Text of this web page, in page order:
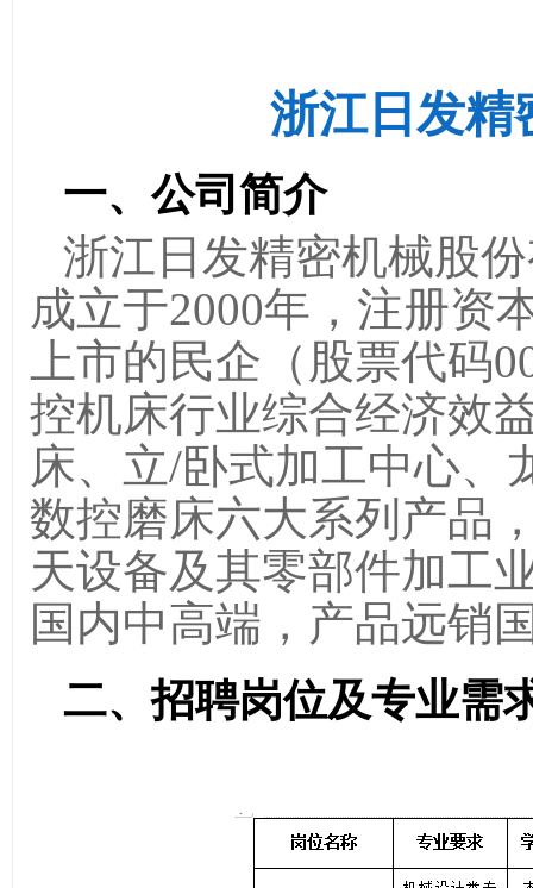
浙江日发精
一、公司简介
浙江日发精密机械股
成立于2000年，注册资
上市的民企（股票代码
控机床行业综合经济效
床、立/卧式加工中心、
数控磨床六大系列产品
天设备及其零部件加工
国内中高端，产品远销
二、招聘岗位及专业需